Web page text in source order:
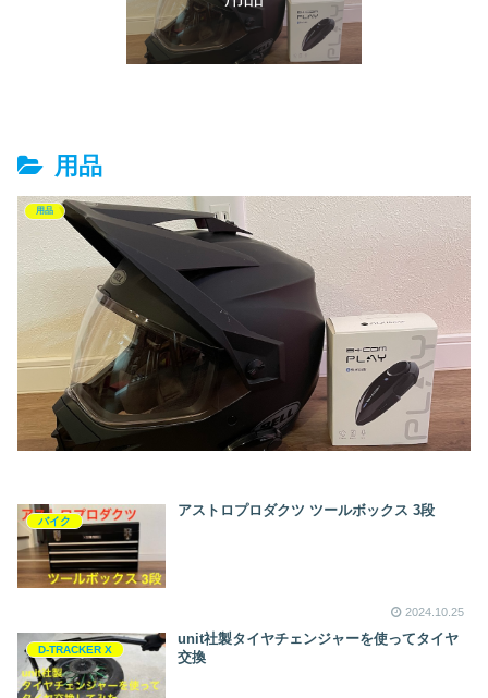
用品
用品
バイク
アストロプロダクツ ツールボックス 3段
2024.10.25
D-TRACKER X
unit社製タイヤチェンジャーを使ってタイヤ
交換